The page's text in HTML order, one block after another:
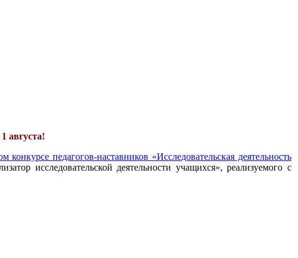
августа!
конкурсе педагогов-наставников «Исследовательская деятельность
исследовательской деятельности учащихся», реализуемого с